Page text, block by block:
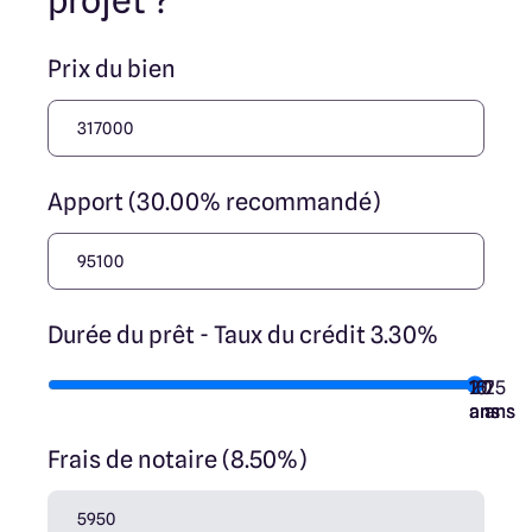
jouent un rôle d’intermédiation ou de négociation sur la
nos partenaires fonciers.
Prix du bien
Apport (30.00% recommandé)
Durée du prêt - Taux du crédit 3.30%
7
ans
10
ans
15
ans
20
ans
25
ans
Frais de notaire (8.50%)